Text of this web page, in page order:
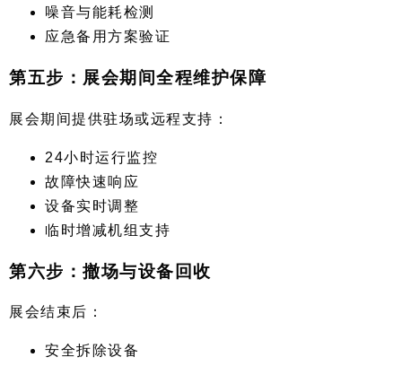
噪音与能耗检测
应急备用方案验证
第五步：展会期间全程维护保障
展会期间提供驻场或远程支持：
24小时运行监控
故障快速响应
设备实时调整
临时增减机组支持
第六步：撤场与设备回收
展会结束后：
安全拆除设备